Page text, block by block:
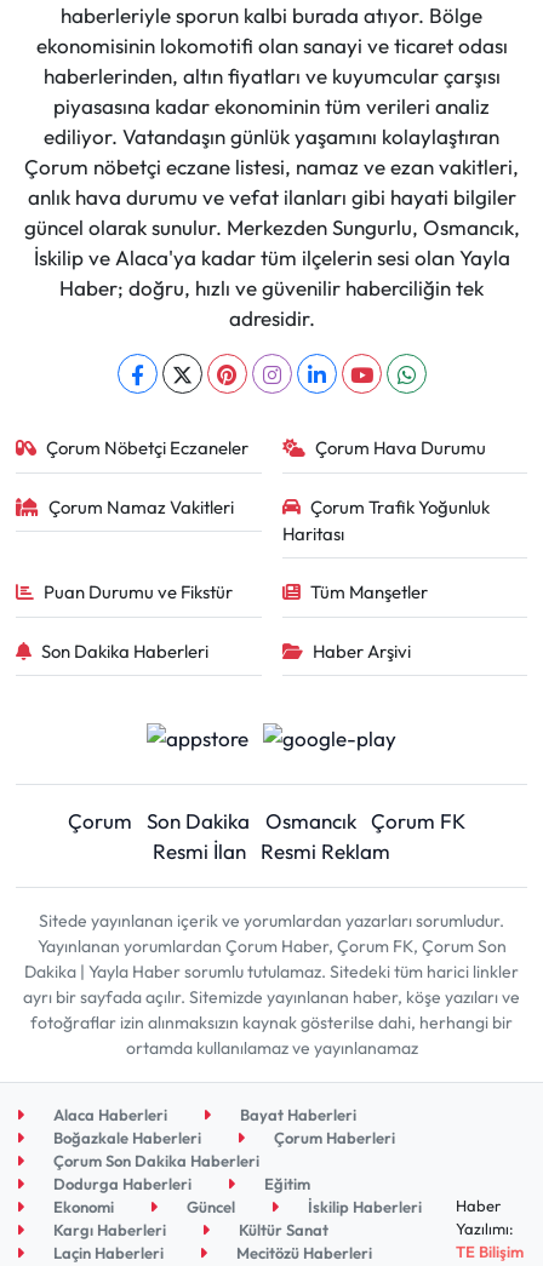
haberleriyle sporun kalbi burada atıyor. Bölge
ekonomisinin lokomotifi olan sanayi ve ticaret odası
haberlerinden, altın fiyatları ve kuyumcular çarşısı
piyasasına kadar ekonominin tüm verileri analiz
ediliyor. Vatandaşın günlük yaşamını kolaylaştıran
Çorum nöbetçi eczane listesi, namaz ve ezan vakitleri,
anlık hava durumu ve vefat ilanları gibi hayati bilgiler
güncel olarak sunulur. Merkezden Sungurlu, Osmancık,
İskilip ve Alaca'ya kadar tüm ilçelerin sesi olan Yayla
Haber; doğru, hızlı ve güvenilir haberciliğin tek
adresidir.
Çorum Nöbetçi Eczaneler Çorum Hava Durumu
Çorum Namaz Vakitleri
Çorum Trafik Yoğunluk
Haritası
Puan Durumu ve Fikstür Tüm Manşetler
Son Dakika Haberleri Haber Arşivi
Çorum Son Dakika Osmancık Çorum FK
Resmi İlan
Resmi Reklam
Sitede yayınlanan içerik ve yorumlardan yazarları sorumludur.
Yayınlanan yorumlardan Çorum Haber, Çorum FK, Çorum Son
Dakika | Yayla Haber sorumlu tutulamaz. Sitedeki tüm harici linkler
ayrı bir sayfada açılır. Sitemizde yayınlanan haber, köşe yazıları ve
fotoğraflar izin alınmaksızın kaynak gösterilse dahi, herhangi bir
ortamda kullanılamaz ve yayınlanamaz
Alaca Haberleri
Bayat Haberleri
Boğazkale Haberleri
Çorum Haberleri
Çorum Son Dakika Haberleri
Dodurga Haberleri
Eğitim
Ekonomi
Güncel
İskilip Haberleri
Kargı Haberleri
Kültür Sanat
Laçin Haberleri
Mecitözü Haberleri
Haber
Yazılımı:
TE Bilişim